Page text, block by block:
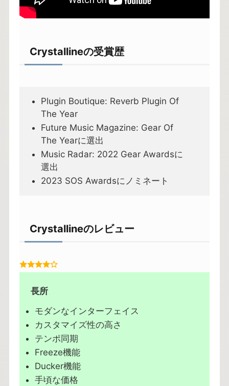
Crystallineの受賞歴
Plugin Boutique: Reverb Plugin Of
The Year
Future Music Magazine: Gear Of
The Yearに選出
Music Radar: 2022 Gear Awardsに
選出
2023 SOS Awardsにノミネート
Crystallineのレビュー
長所
モダンなインターフェイス
カスタマイズ性の高さ
テンポ同期
Freeze機能
Ducker機能
手頃な価格